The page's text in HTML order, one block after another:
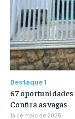
Destaque 1
67 oportunidades
Confira as vagas
14 de maio de 2025